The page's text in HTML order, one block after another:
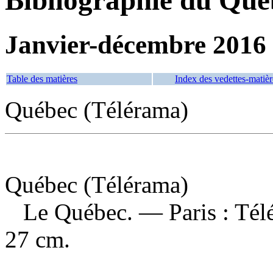
Janvier-décembre 2016
Table des matières Index des vedettes-
Québec (Télérama)
Québec (Télérama)
Le Québec. — Paris :
27 cm.